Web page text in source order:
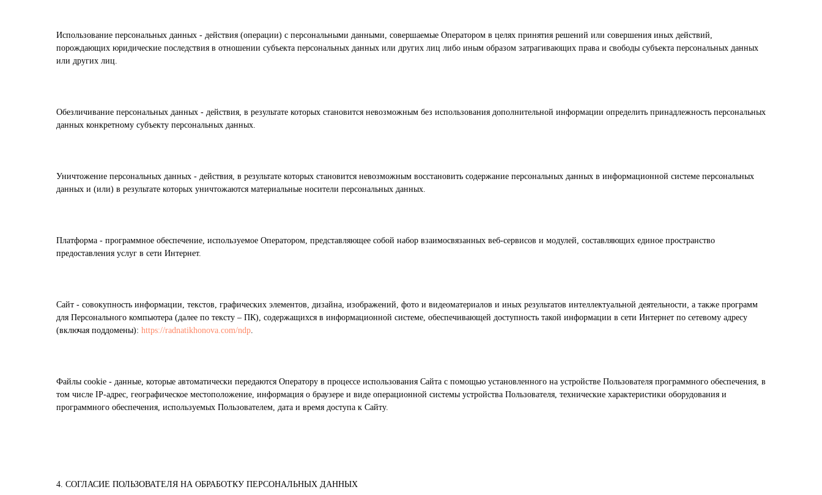
Использование персональных данных - действия (операции) с персональными данными, совершаемые Оператором в целях принятия решений или совершения иных действий,
порождающих юридические последствия в отношении субъекта персональных данных или других лиц либо иным образом затрагивающих права и свободы субъекта персональных данных
или других лиц.
Обезличивание персональных данных - действия, в результате которых становится невозможным без использования дополнительной информации определить принадлежность персональных
данных конкретному субъекту персональных данных.
Уничтожение персональных данных - действия, в результате которых становится невозможным восстановить содержание персональных данных в информационной системе персональных
данных и (или) в результате которых уничтожаются материальные носители персональных данных.
Платформа - программное обеспечение, используемое Оператором, представляющее собой набор взаимосвязанных веб-сервисов и модулей, составляющих единое пространство
предоставления услуг в сети Интернет.
Сайт - совокупность информации, текстов, графических элементов, дизайна, изображений, фото и видеоматериалов и иных результатов интеллектуальной деятельности, а также программ
для Персонального компьютера (далее по тексту – ПК), содержащихся в информационной системе, обеспечивающей доступность такой информации в сети Интернет по сетевому адресу
(включая поддомены): https://radnatikhonova.com/ndp.
Файлы cookie - данные, которые автоматически передаются Оператору в процессе использования Сайта с помощью установленного на устройстве Пользователя программного обеспечения, в
том числе IP-адрес, географическое местоположение, информация о браузере и виде операционной системы устройства Пользователя, технические характеристики оборудования и
программного обеспечения, используемых Пользователем, дата и время доступа к Сайту.
4. СОГЛАСИЕ ПОЛЬЗОВАТЕЛЯ НА ОБРАБОТКУ ПЕРСОНАЛЬНЫХ ДАННЫХ